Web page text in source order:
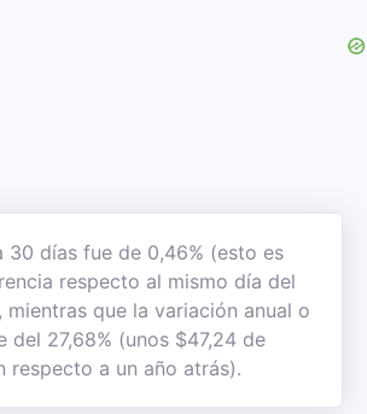
30 días fue de 0,46% (esto es
respecto al mismo día del
mientras que la variación anual o
del 27,68% (unos $47,24 de
respecto a un año atrás).